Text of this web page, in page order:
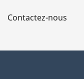
a
Contactez-nous